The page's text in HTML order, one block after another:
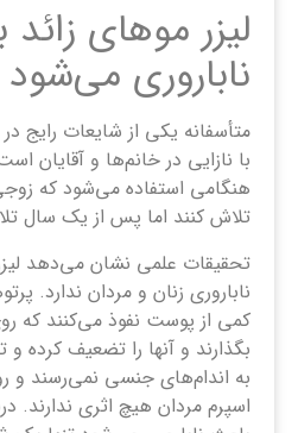
لیزر موهای
ناباروری می‌شود
متأسفانه یکی از شایعات رایج در
با نازایی در خانم‌ها و آقایان
هنگامی استفاده می‌شود که
تلاش کنند اما پس از یک سال
تحقیقات علمی نشان می‌دهد
ناباروری زنان و مردان ندارد.
کمی از پوست نفوذ می‌کنند که
بگذارند و آنها را تضعیف کرده
به اندام‌های جنسی نمی‌رسند و
اسپرم مردان هیچ اثری ندارند.